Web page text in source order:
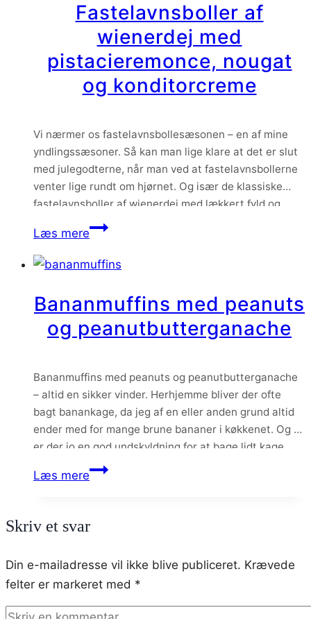
og
valnødder
Fastelavnsboller af
wienerdej med
pistacieremonce, nougat
og konditorcreme
Vi nærmer os fastelavnsbollesæsonen – en af mine
yndlingssæsoner. Så kan man lige klare at det er slut
med julegodterne, når man ved at fastelavnsbollerne
venter lige rundt om hjørnet. Og især de klassiske
fastelavnsboller af wienerdej med lækkert fyld og
konditorcreme er en af mine favoritter. Selvom jeg
helst ikke vil vælge – bare…
Læs mereFastelavnsboller
wienerdej
pistacieremonce,
nougat
Bananmuffins med peanuts
og peanutbutterganache
Bananmuffins med peanuts og peanutbutterganache
– altid en sikker vinder. Herhjemme bliver der ofte
bagt banankage, da jeg af en eller anden grund altid
ender med for mange brune bananer i køkkenet. Og så
er der jo en god undskyldning for at bage lidt kage.
Læs mereBananmuffins
og
Skriv et svar
Din e-mailadresse vil ikke blive publiceret. Krævede
felter er markeret med *